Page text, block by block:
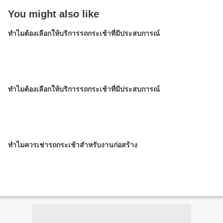
You might also like
ทำไมต้องเลือกให้บริการรถกระเช้าที่มีประสบการณ์
ทำไมต้องเลือกให้บริการรถกระเช้าที่มีประสบการณ์
ทำไมควรเช่ารถกระเช้าสำหรับงานก่อสร้าง